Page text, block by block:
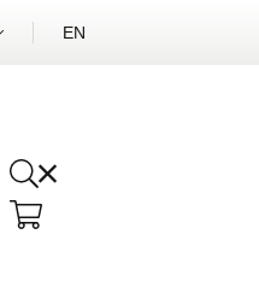
EN